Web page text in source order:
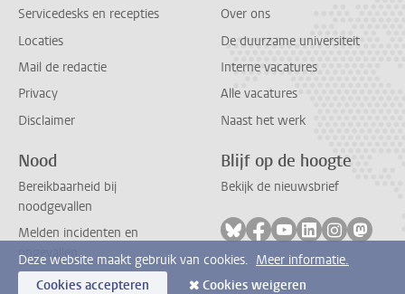
Servicedesks en recepties
Locaties
Mail de redactie
Privacy
Disclaimer
Over ons
De duurzame universiteit
Interne vacatures
Alle vacatures
Naast het werk
Nood
Bereikbaarheid bij
noodgevallen
Melden incidenten en
ongevallen
Blijf op de hoogte
Bekijk de nieuwsbrief
Volg ons op bluesky
Volg ons op facebook
Volg ons op
Volg ons op
Volg ons
Volg
Deze website maakt gebruik van cookies. Meer informatie.
Cookies accepteren
Cookies weigeren